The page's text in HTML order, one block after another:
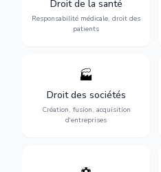
Droit de la santé
Responsabilité médicale, droit des
patients
médicales, responsabilité
des praticiens et
indemnisation.
🏭
Droit des sociétés
Création, fusion, acquisition
d'entreprises
Structuration de votre
société : création, fusion-
acquisition, gouvernance et
restructuration.